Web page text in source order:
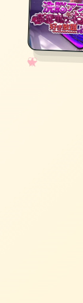
✧
♡
★
♥